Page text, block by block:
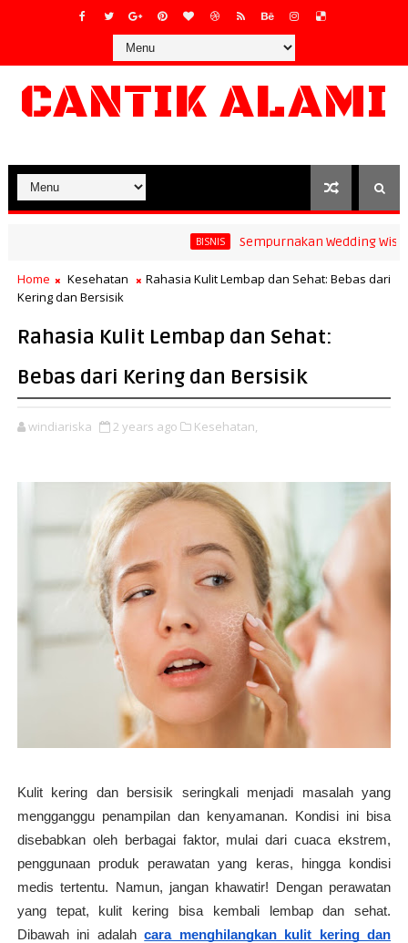
CANTIK ALAMI
BISNIS Sempurnakan Wedding Wishes
Gelang Terbaru yang Pas untuk Pasangan
Home Kesehatan
Rahasia Kulit Lembap dan Sehat: Bebas dari
Kering dan Bersisik
Rahasia Kulit Lembap dan Sehat:
Bebas dari Kering dan Bersisik
windiariska 2 years ago Kesehatan,
Kulit kering dan bersisik seringkali menjadi masalah yang
mengganggu penampilan dan kenyamanan. Kondisi ini bisa
disebabkan oleh berbagai faktor, mulai dari cuaca ekstrem,
penggunaan produk perawatan yang keras, hingga kondisi
medis tertentu. Namun, jangan khawatir! Dengan perawatan
yang tepat, kulit kering bisa kembali lembap dan sehat.
Dibawah ini adalahcara menghilangkan kulit kering dan